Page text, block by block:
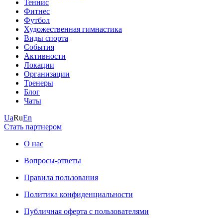
Теннис
Фитнес
Футбол
Художественная гимнастика
Виды спорта
События
Активности
Локации
Организации
Тренеры
Блог
Чаты
UaRuEn
Стать партнером
О нас
Вопросы-ответы
Правила пользования
Политика конфиденциальности
Публичная оферта с пользователями